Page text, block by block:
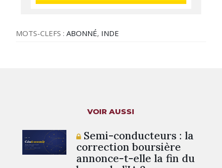
MOTS-CLEFS :ABONNÉ, INDE
VOIR AUSSI
Semi-conducteurs : la
correction boursière
annonce-t-elle la fin du